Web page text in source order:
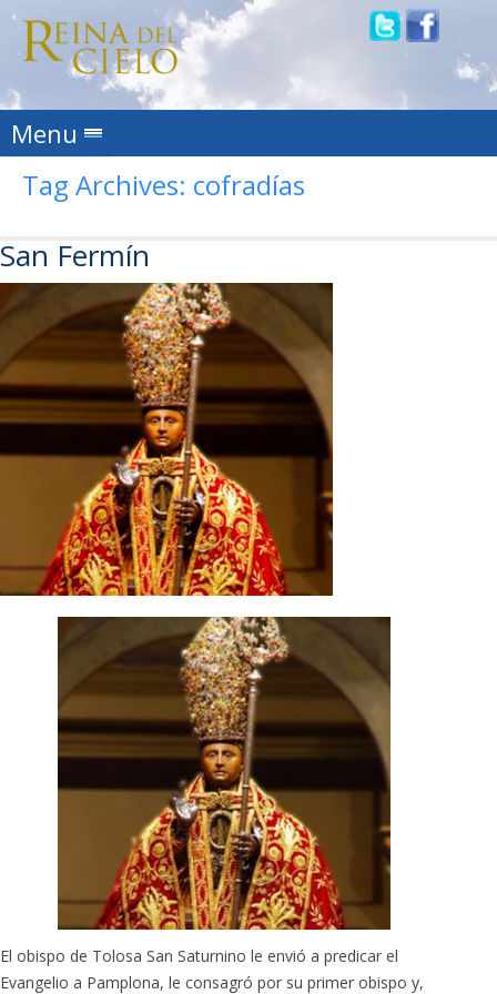
Menu Skip to content
Tag Archives: cofradías
San Fermín
El obispo de Tolosa San Saturnino le envió a predicar el
Evangelio a Pamplona, le consagró por su primer obispo y,